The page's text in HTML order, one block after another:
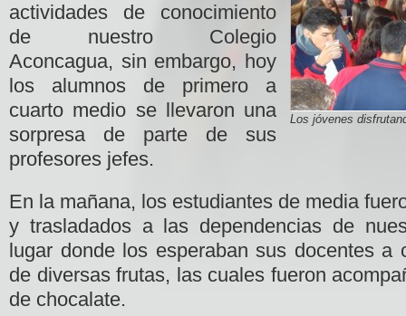
Los jóvenes
actividades de conocimiento
de nuestro Colegio
Aconcagua, sin embargo, hoy
los alumnos de primero a
cuarto medio se llevaron una
sorpresa de parte de sus
profesores jefes.
En la mañana, los estudiantes de media
y trasladados a las dependencias de
lugar donde los esperaban sus docentes a
de diversas frutas, las cuales fueron
de chocalate.